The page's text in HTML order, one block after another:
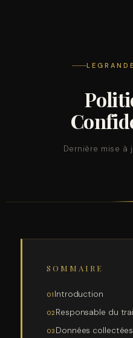
Dernière mise à
SOMMAIRE
Introduction
Responsable du
Données collectées